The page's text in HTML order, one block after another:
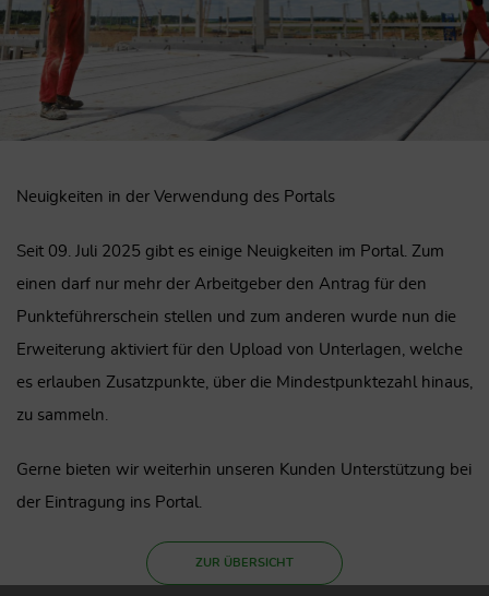
Neuigkeiten in der Verwendung des Portals
Seit 09. Juli 2025 gibt es einige Neuigkeiten im Portal. Zum
einen darf nur mehr der Arbeitgeber den Antrag für den
Punkteführerschein stellen und zum anderen wurde nun die
Erweiterung aktiviert für den Upload von Unterlagen, welche
es erlauben Zusatzpunkte, über die Mindestpunktezahl hinaus,
zu sammeln.
Gerne bieten wir weiterhin unseren Kunden Unterstützung bei
der Eintragung ins Portal.
ZUR ÜBERSICHT